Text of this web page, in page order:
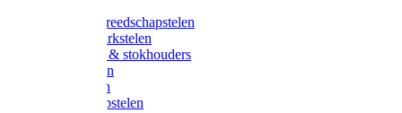
Overige gereedschapstelen
Bezem-/Harkstelen
Handvaten & stokhouders
Hamerstelen
Spadestelen
Graanschopstelen